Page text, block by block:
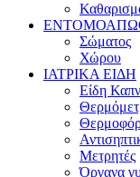
Σώματος
Χώρου
ΙΑΤΡΙΚΑ ΕΙΔΗ
Είδη
Μετρητές
Όργανα